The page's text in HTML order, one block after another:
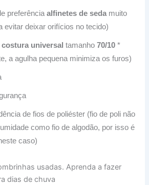
preferênciaalfinetes de seda muito
evitar deixar orifícios no tecido)
costura universal tamanho70/10 *
a agulha pequena minimiza os furos)
de fios de poliéster (fio de poli não
como fio de algodão, por isso é
caso)